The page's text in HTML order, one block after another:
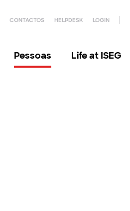
CONTACTOS HELPDESK LOGIN
Pessoas Life at ISEG